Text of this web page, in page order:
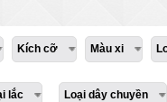
Kích cỡ Màu xi
lắc Loại dây chuyền